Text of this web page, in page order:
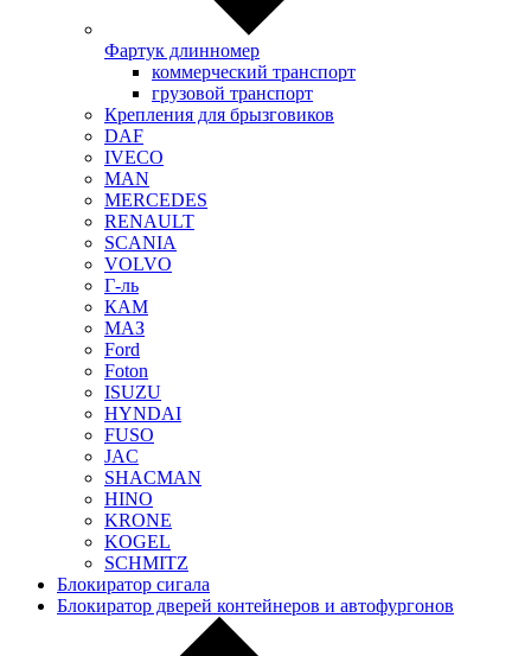
Фартук длинномер
коммерческий транспорт
грузовой транспорт
Крепления для брызговиков
DAF
IVECO
MAN
MERCEDES
RENAULT
SCANIA
VOLVO
Г-ль
КАМ
МАЗ
Ford
Foton
ISUZU
HYNDAI
FUSO
JAC
SHACMAN
HINO
KRONE
KOGEL
SCHMITZ
Блокиратор сигала
Блокиратор дверей контейнеров и автофургонов